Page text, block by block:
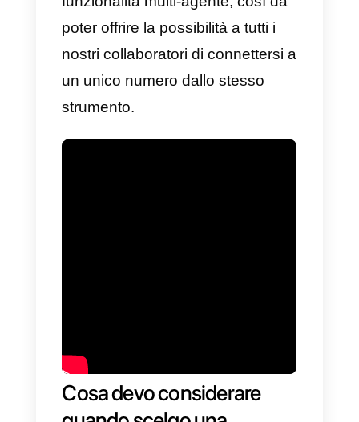
come possiamo ottenere
WhatsApp multi-agente dal
momento che la stessa
applicazione non offre questa
funzionalità? La risposta è molto
nostri collaboratori di connettersi
un unico numero dallo stesso